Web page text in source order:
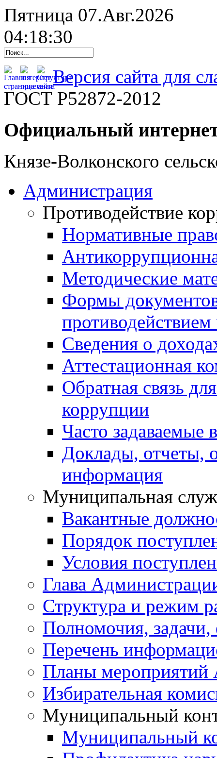
Пятница 07.Авг.2026
04:18:31
Версия сайта для
ГОСТ Р52872-2012
Официальный
Князе-Волконского
Администрация
Противодействие
Нормативные
Методические
Формы
Сведения о
Аттестационная
Обратная связь
коррупции
Часто задаваемые
Доклады, отчеты,
информация
Муниципальная
Вакантные
Порядок
Условия
Глава
Структура и режим
Полномочия,
Перечень
Планы мероприятий
Избирательная
Муниципальный
Муниципальный